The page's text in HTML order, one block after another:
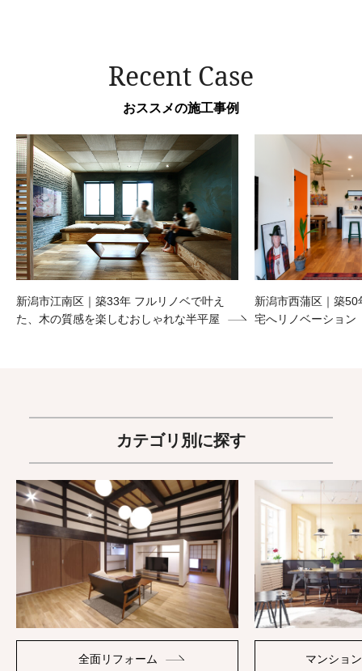
Recent Case
おススメの施工事例
新潟市江南区｜築33年 フルリノベで叶え
た、木の質感を楽しむおしゃれな半平屋
新潟市西蒲区｜築
宅へリノベーション
カテゴリ別に探す
全面リフォーム マンショ